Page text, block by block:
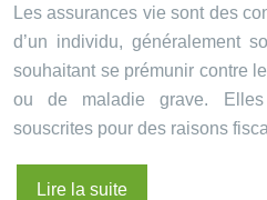
Les assurances vie sont des
d’un individu, généralement
souhaitant se prémunir contre
ou de maladie grave. Elles
souscrites pour des raisons
Lire la suite